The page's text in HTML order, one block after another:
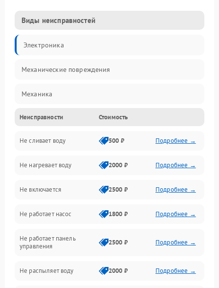
Виды неисправностей
Электроника
Механические повреждения
Механика
Управление
Электропитание
Датчики
Нагрев
Вода
Гигиена
Программное обеспечение
Неисправности Стоимость
Не сливает воду 500 ₽ Подробнее →
Не нагревает воду 2000 ₽ Подробнее →
Не включается 2500 ₽ Подробнее →
Не работает насос 1800 ₽ Подробнее →
Не работает панель
управления
2500 ₽ Подробнее →
Не распыляет воду 2000 ₽ Подробнее →